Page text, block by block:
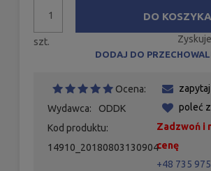
szt.
DO KOSZYKA
DODAJ DO
Ocena:
Wydawca:
ODDK
Kod produktu:
14910_20180803130904
poleć
Zadzwoń i
cenę
+48 735